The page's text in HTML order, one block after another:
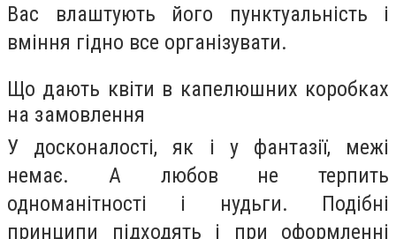
Вас влаштують його пунктуальність і
вміння гідно все організувати.
Що дають квіти в капелюшних коробках
на замовлення
У досконалості, як і у фантазії, межі
немає. А любов не терпить
одноманітності і нудьги. Подібні
принципи підходять і при оформленні